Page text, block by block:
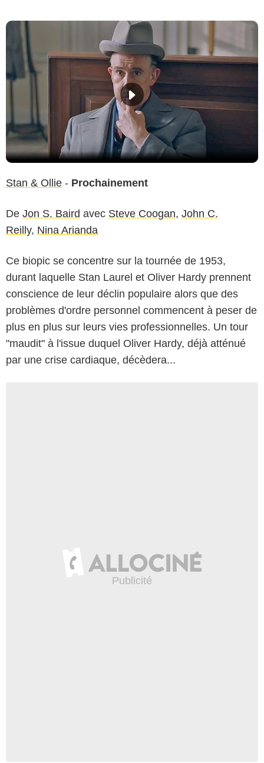
Stan & Ollie - Prochainement
De Jon S. Baird avec Steve Coogan, John C.
Reilly, Nina Arianda
Ce biopic se concentre sur la tournée de 1953,
durant laquelle Stan Laurel et Oliver Hardy prennent
conscience de leur déclin populaire alors que des
problèmes d'ordre personnel commencent à peser de
plus en plus sur leurs vies professionnelles. Un tour
"maudit" à l'issue duquel Oliver Hardy, déjà atténué
par une crise cardiaque, décèdera...